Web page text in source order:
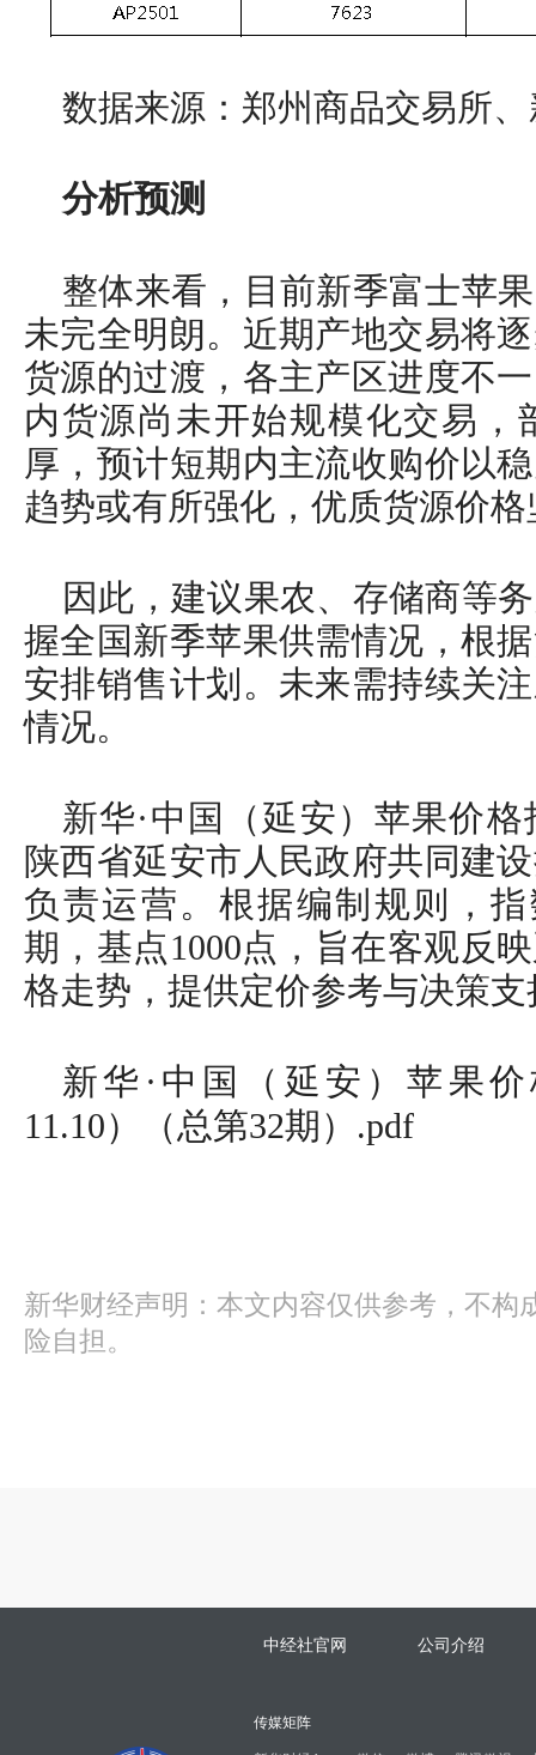
数据来源：郑州商品交易所
分析预测
整体来看，目前新季富士苹
未完全明朗。近期产地交易将
货源的过渡，各主产区进度不
内货源尚未开始规模化交易，
厚，预计短期内主流收购价以
趋势或有所强化，优质货源价
因此，建议果农、存储商等
握全国新季苹果供需情况，根
安排销售计划。未来需持续关
情况。
新华·中国（延安）苹果价
陕西省延安市人民政府共同建
负责运营。根据编制规则，
期，基点1000点，旨在客观反
格走势，提供定价参考与决策支
新华·中国（延安）苹果价
11.10）（总第32期）.pdf
新华财经声明：本文内容仅供参考，不构
险自担。
中经社官网 公司介绍
传媒矩阵